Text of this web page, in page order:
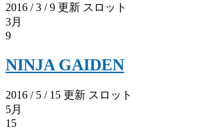
2016 / 3 / 9 更新 スロット
3月
9
NINJA GAIDEN
2016 / 5 / 15 更新 スロット
5月
15